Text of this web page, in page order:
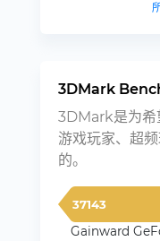
3DMark
3DMark是为希
游戏玩家、超
的。
37143
Gainward